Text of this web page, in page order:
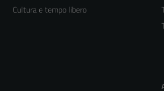
Cultura e tempo libero